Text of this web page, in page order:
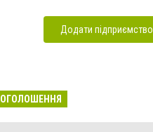
Додати підприємство
ОГОЛОШЕННЯ